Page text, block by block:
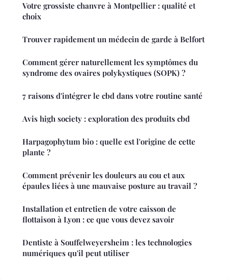
Votre grossiste chanvre à Montpellier : qualité et
choix
Trouver rapidement un médecin de garde à Belfort
Comment gérer naturellement les symptômes du
syndrome des ovaires polykystiques (SOPK) ?
7 raisons d'intégrer le cbd dans votre routine santé
Avis high society : exploration des produits cbd
Harpagophytum bio : quelle est l'origine de cette
plante ?
Comment prévenir les douleurs au cou et aux
épaules liées à une mauvaise posture au travail ?
Installation et entretien de votre caisson de
flottaison à Lyon : ce que vous devez savoir
Dentiste à Souffelweyersheim : les technologies
numériques qu'il peut utiliser